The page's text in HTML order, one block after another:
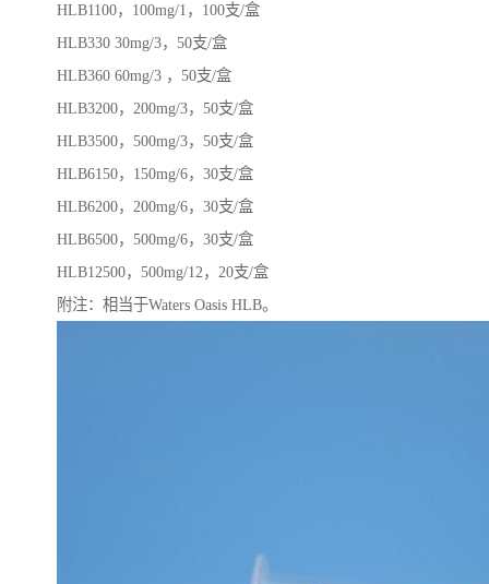
HLB1100，100mg/1，100支/盒
HLB330 30mg/3，50支/盒
HLB360 60mg/3 ，50支/盒
HLB3200，200mg/3，50支/盒
HLB3500，500mg/3，50支/盒
HLB6150，150mg/6，30支/盒
HLB6200，200mg/6，30支/盒
HLB6500，500mg/6，30支/盒
HLB12500，500mg/12，20支/盒
附注：相当于Waters Oasis HLB。